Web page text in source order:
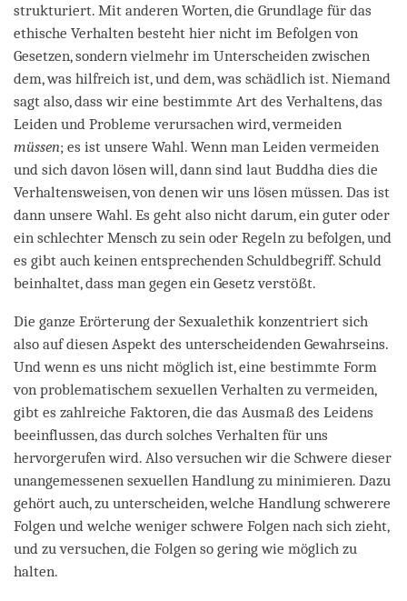
strukturiert. Mit anderen Worten, die Grundlage für das
ethische Verhalten besteht hier nicht im Befolgen von
Gesetzen, sondern vielmehr im Unterscheiden zwischen
dem, was hilfreich ist, und dem, was schädlich ist. Niemand
sagt also, dass wir eine bestimmte Art des Verhaltens, das
Leiden und Probleme verursachen wird, vermeiden
müssen; es ist unsere Wahl. Wenn man Leiden vermeiden
und sich davon lösen will, dann sind laut Buddha dies die
Verhaltensweisen, von denen wir uns lösen müssen. Das ist
dann unsere Wahl. Es geht also nicht darum, ein guter oder
ein schlechter Mensch zu sein oder Regeln zu befolgen, und
es gibt auch keinen entsprechenden Schuldbegriff. Schuld
beinhaltet, dass man gegen ein Gesetz verstößt.
Die ganze Erörterung der Sexualethik konzentriert sich
also auf diesen Aspekt des unterscheidenden Gewahrseins.
Und wenn es uns nicht möglich ist, eine bestimmte Form
von problematischem sexuellen Verhalten zu vermeiden,
gibt es zahlreiche Faktoren, die das Ausmaß des Leidens
beeinflussen, das durch solches Verhalten für uns
hervorgerufen wird. Also versuchen wir die Schwere dieser
unangemessenen sexuellen Handlung zu minimieren. Dazu
gehört auch, zu unterscheiden, welche Handlung schwerere
Folgen und welche weniger schwere Folgen nach sich zieht,
und zu versuchen, die Folgen so gering wie möglich zu
halten.